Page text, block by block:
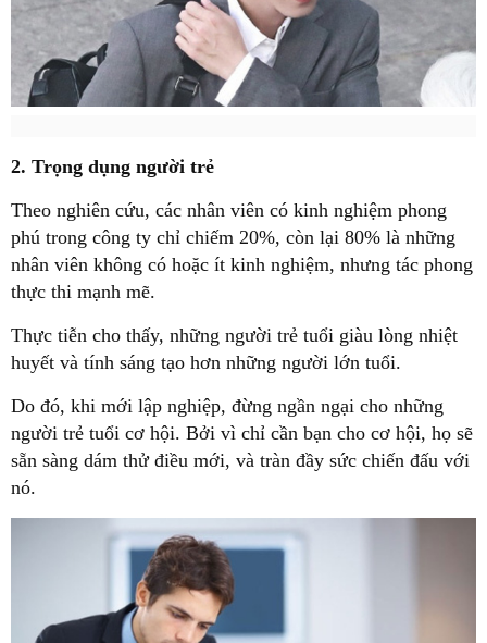
2. Trọng dụng người trẻ
Theo nghiên cứu, các nhân viên có kinh nghiệm phong
phú trong công ty chỉ chiếm 20%, còn lại 80% là những
nhân viên không có hoặc ít kinh nghiệm, nhưng tác phong
thực thi mạnh mẽ.
Thực tiễn cho thấy, những người trẻ tuổi giàu lòng nhiệt
huyết và tính sáng tạo hơn những người lớn tuổi.
Do đó, khi mới lập nghiệp, đừng ngần ngại cho những
người trẻ tuổi cơ hội. Bởi vì chỉ cần bạn cho cơ hội, họ sẽ
sẵn sàng dám thử điều mới, và tràn đầy sức chiến đấu với
nó.